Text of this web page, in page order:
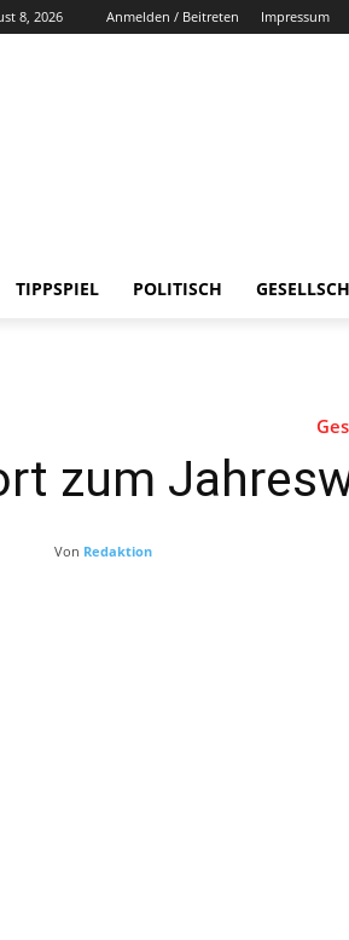
8, 2026 Anmelden / Beitreten Impressum
TIPPSPIEL POLITISCH
zum
Von Redaktion